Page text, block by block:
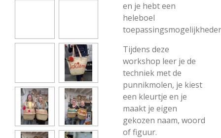
en je hebt een
heleboel
Tijdens deze
workshop leer je de
techniek met de
punnikmolen, je kiest
een kleurtje en je
maakt je eigen
gekozen naam, woord
of figuur.